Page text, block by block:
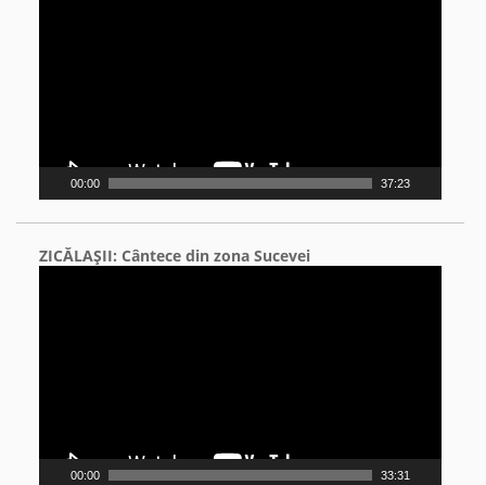
00:00 37:23
ZICĂLAŞII: Cântece din zona Sucevei
00:00 33:31